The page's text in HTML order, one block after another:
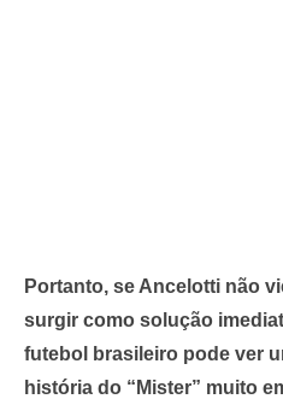
Portanto, se Ancelotti não
surgir como solução
futebol brasileiro pode ver
história do “Mister” muito